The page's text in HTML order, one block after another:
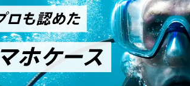
テクノロジー・ガジェット ゲー
映像・映画 書籍